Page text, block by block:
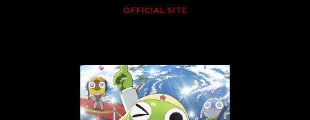
OFFICIAL SITE